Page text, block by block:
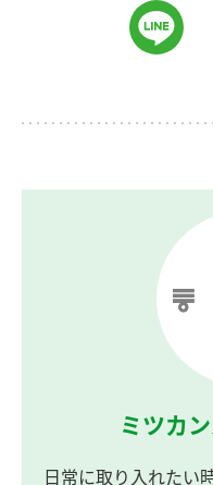
ミツカ
日常に取り入れたい